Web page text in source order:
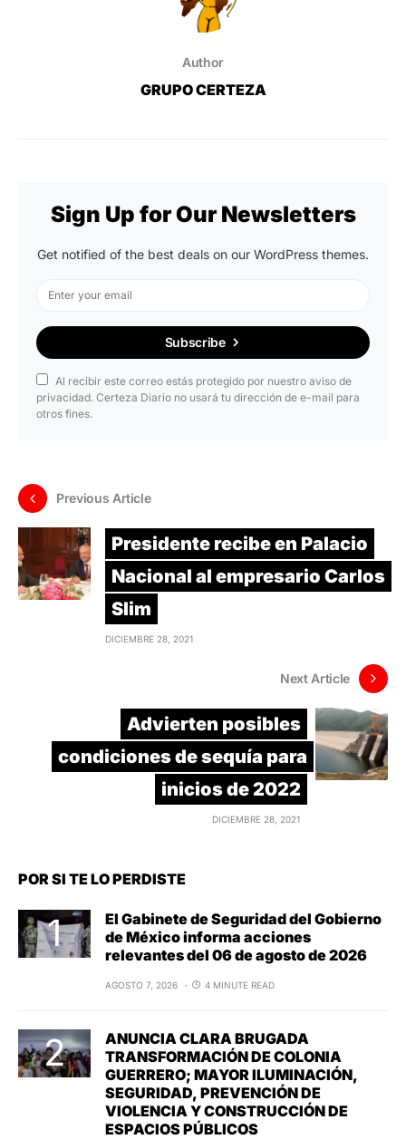
Author
GRUPO CERTEZA
Sign Up for Our Newsletters
Get notified of the best deals on our WordPress themes.
Subscribe
Al recibir este correo estás protegido por nuestro aviso de
privacidad. Certeza Diario no usará tu dirección de e-mail para
otros fines.
Previous Article
Presidente recibe en Palacio
Nacional al empresario Carlos
Slim
DICIEMBRE 28, 2021
Next Article
Advierten posibles
condiciones de sequía para
inicios de 2022
DICIEMBRE 28, 2021
POR SI TE LO PERDISTE
El Gabinete de Seguridad del Gobierno
de México informa acciones
relevantes del 06 de agosto de 2026
AGOSTO 7, 2026 4 MINUTE READ
ANUNCIA CLARA BRUGADA
TRANSFORMACIÓN DE COLONIA
GUERRERO; MAYOR ILUMINACIÓN,
SEGURIDAD, PREVENCIÓN DE
VIOLENCIA Y CONSTRUCCIÓN DE
ESPACIOS PÚBLICOS